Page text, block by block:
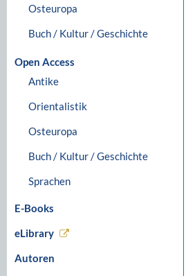
Osteuropa
Buch / Kultur / Geschichte
Open Access
Antike
Orientalistik
Osteuropa
Buch / Kultur / Geschichte
Sprachen
E-Books
eLibrary
Autoren